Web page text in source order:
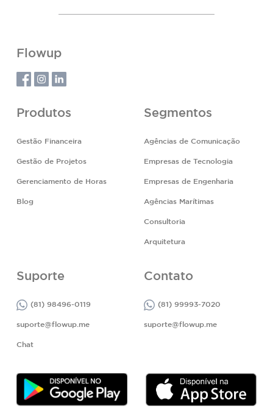
Flowup
Produtos
Gestão Financeira
Gestão de Projetos
Gerenciamento de Horas
Blog
Segmentos
Agências de Comunicação
Empresas de Tecnologia
Empresas de Engenharia
Agências Marítimas
Consultoria
Arquitetura
Suporte
(81) 98496-0119
suporte@flowup.me
Chat
Contato
(81) 99993-7020
suporte@flowup.me